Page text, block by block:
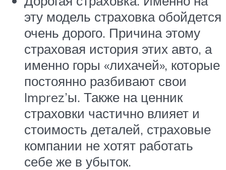
эту модель страховка обойдется
очень дорого. Причина этому
страховая история этих авто, а
именно горы «лихачей», которые
постоянно разбивают свои
Imprez’ы. Также на ценник
страховки частично влияет и
стоимость деталей, страховые
компании не хотят работать
себе же в убыток.